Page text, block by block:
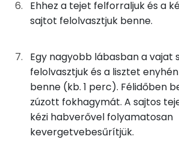
25g edami sajt
2gfokhagyma
25g főzőtejszín
finomliszt
Fehérje
Zsír
Összesen
Telített zsírsav
Ehhez a tejet felforraljuk és a
sajtot felolvasztjuk benne.
Egy nagyobb lábasban a vajat
felolvasztjuk és a lisztet
benne (kb. 1 perc). Félidőben
zúzott fokhagymát. A sajtos
kézi habverővel folyamatosan
kevergetvebesűrítjük.